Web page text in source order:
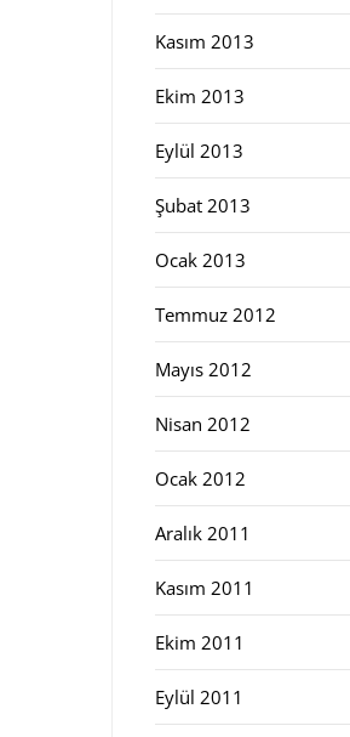
Kasım 2013
Ekim 2013
Eylül 2013
Şubat 2013
Ocak 2013
Temmuz 2012
Mayıs 2012
Nisan 2012
Ocak 2012
Aralık 2011
Kasım 2011
Ekim 2011
Eylül 2011